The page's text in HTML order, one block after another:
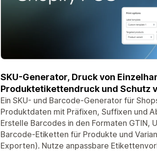
SKU-Generator, Druck von
Produktetikettendruck und Schutz
Ein SKU- und Barcode-Generator für
Produktdaten mit Präfixen, Suffixen und
Erstelle Barcodes in den Formaten GTIN,
Barcode-Etiketten für Produkte und
Exporten). Nutze anpassbare